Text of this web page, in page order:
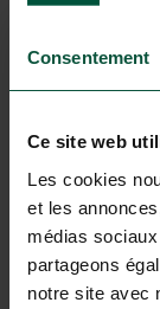
Consentement
Ce site web
Les cookies
et les
médias
partageons
notre site avec